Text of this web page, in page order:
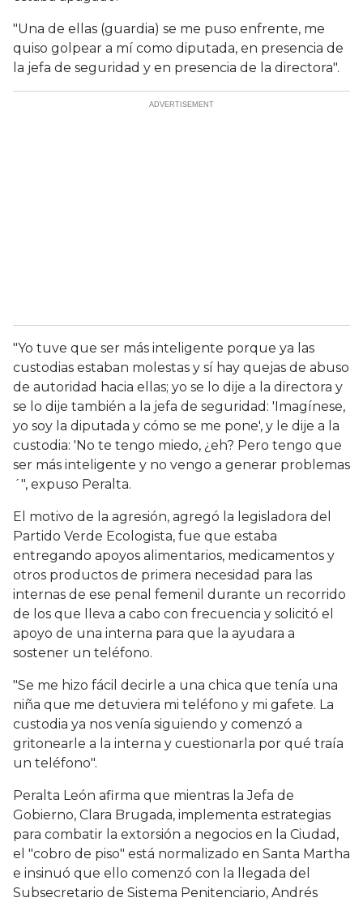
"Una de ellas (guardia) se me puso enfrente, me
quiso golpear a mí como diputada, en presencia de
la jefa de seguridad y en presencia de la directora".
"Yo tuve que ser más inteligente porque ya las
custodias estaban molestas y sí hay quejas de abuso
de autoridad hacia ellas; yo se lo dije a la directora y
se lo dije también a la jefa de seguridad: 'Imagínese,
yo soy la diputada y cómo se me pone', y le dije a la
custodia: 'No te tengo miedo, ¿eh? Pero tengo que
ser más inteligente y no vengo a generar problemas
´", expuso Peralta.
El motivo de la agresión, agregó la legisladora del
Partido Verde Ecologista, fue que estaba
entregando apoyos alimentarios, medicamentos y
otros productos de primera necesidad para las
internas de ese penal femenil durante un recorrido
de los que lleva a cabo con frecuencia y solicitó el
apoyo de una interna para que la ayudara a
sostener un teléfono.
"Se me hizo fácil decirle a una chica que tenía una
niña que me detuviera mi teléfono y mi gafete. La
custodia ya nos venía siguiendo y comenzó a
gritonearle a la interna y cuestionarla por qué traía
un teléfono".
Peralta León afirma que mientras la Jefa de
Gobierno, Clara Brugada, implementa estrategias
para combatir la extorsión a negocios en la Ciudad,
el "cobro de piso" está normalizado en Santa Martha
e insinuó que ello comenzó con la llegada del
Subsecretario de Sistema Penitenciario, Andrés